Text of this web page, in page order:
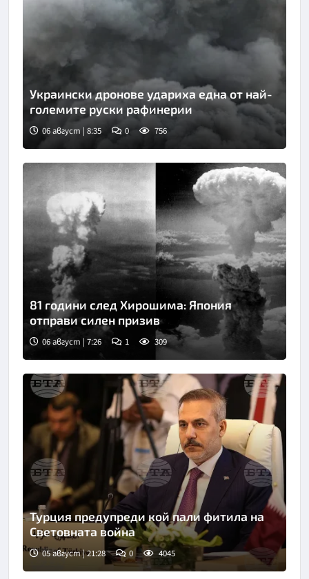
Украински дронове удариха една от най-
големите руски рафинерии
06 август | 8:35 0 756
81 години след Хирошима: Япония
отправи силен призив
06 август | 7:26 1 309
Турция предупреди кой пали фитила на
Световната война
05 август | 21:28 0 4045